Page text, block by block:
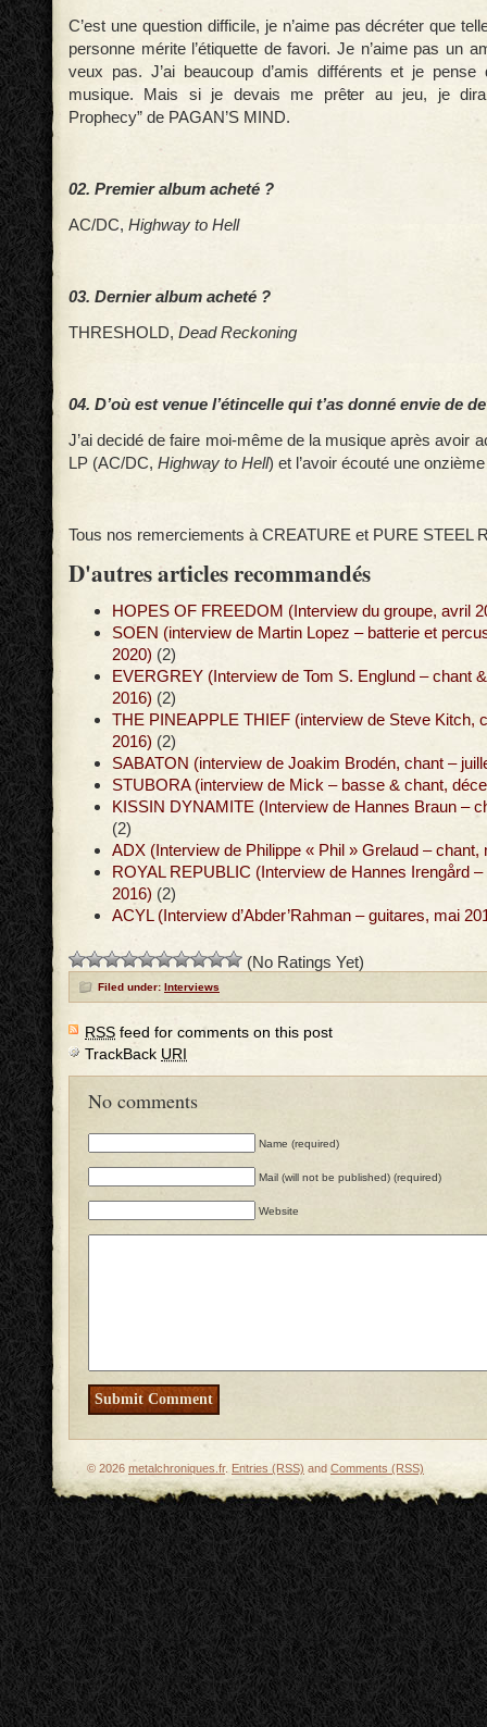
C’est une question difficile, je n’aime pas décréter que
personne mérite l’étiquette de favori. Je n’aime pas un
veux pas. J’ai beaucoup d’amis différents et je
musique. Mais si je devais me prêter au jeu, je
Prophecy” de PAGAN’S MIND.
02. Premier album acheté ?
AC/DC, Highway to Hell
03. Dernier album acheté ?
THRESHOLD, Dead Reckoning
04. D’où est venue l’étincelle qui t’as donné envie de
J’ai decidé de faire moi-même de la musique après avoir
LP (AC/DC, Highway to Hell) et l’avoir écouté une
Tous nos remerciements à CREATURE et PURE STEEL
D'autres articles recommandés
HOPES OF FREEDOM (Interview du groupe, avril
SOEN (interview de Martin Lopez – batterie et
2020) (2)
EVERGREY (Interview de Tom S. Englund – chant
2016) (2)
THE PINEAPPLE THIEF (interview de Steve Kitch,
2016) (2)
SABATON (interview de Joakim Brodén, chant –
STUBORA (interview de Mick – basse & chant,
KISSIN DYNAMITE (Interview de Hannes Braun –
(2)
ADX (Interview de Philippe « Phil » Grelaud – chant,
ROYAL REPUBLIC (Interview de Hannes Irengård
2016) (2)
ACYL (Interview d’Abder’Rahman – guitares, mai
(No Ratings Yet)
Filed under: Interviews
RSS feed for comments on this post
TrackBack URI
No comments
Name (required)
Mail (will not be published) (required)
Website
© 2026 metalchroniques.fr. Entries (RSS) and Comments (RSS)